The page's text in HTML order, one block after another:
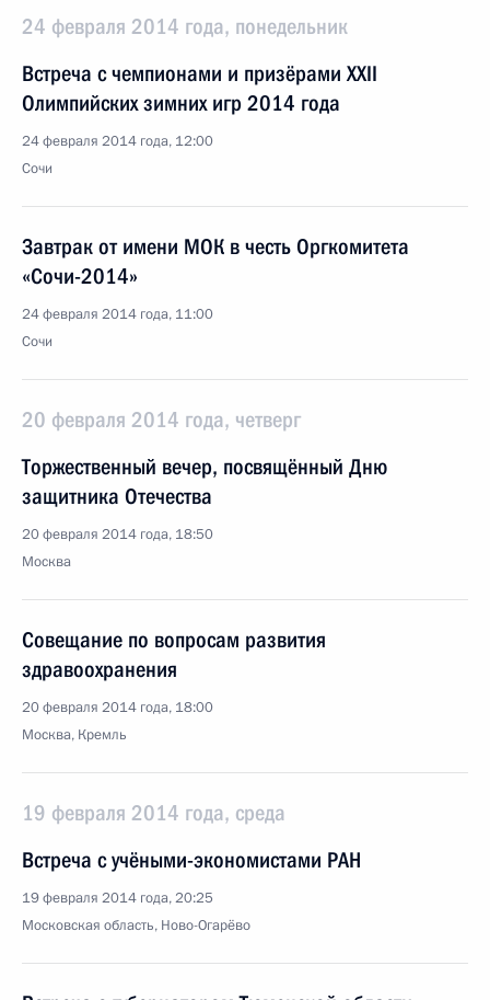
24 февраля 2014 года, понедельник
Встреча с чемпионами и призёрами XXII
Олимпийских зимних игр 2014 года
24 февраля 2014 года, 12:00
Сочи
Завтрак от имени МОК в честь Оргкомитета
«Сочи-2014»
24 февраля 2014 года, 11:00
Сочи
20 февраля 2014 года, четверг
Торжественный вечер, посвящённый Дню
защитника Отечества
20 февраля 2014 года, 18:50
Москва
Совещание по вопросам развития
здравоохранения
20 февраля 2014 года, 18:00
Москва, Кремль
19 февраля 2014 года, среда
Встреча с учёными-экономистами РАН
19 февраля 2014 года, 20:25
Московская область, Ново-Огарёво